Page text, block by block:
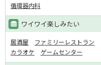
循環器内科
ワイワイ楽しみたい
居酒屋
ファミリーレストラン
カラオケ
ゲームセンター